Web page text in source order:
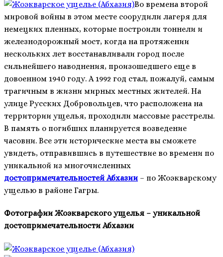
Во времена второй
мировой войны в этом месте соорудили лагеря для
немецких пленных, которые построили тоннели и
железнодорожный мост, когда на протяжении
нескольких лет восстанавливали город после
сильнейшего наводнения, произошедшего еще в
довоенном 1940 году. А 1992 год стал, пожалуй, самым
трагичным в жизни мирных местных жителей. На
улице Русских Добровольцев, что расположена на
территории ущелья, проходили массовые расстрелы.
В память о погибших планируется возведение
часовни. Все эти исторические места вы сможете
увидеть, отправившись в путешествие во времени по
уникальной из многочисленных
достопримечательностей Абхазии – по Жоэкварскому
ущелью в районе Гагры.
Фотографии Жоэкварского ущелья – уникальной
достопримечательности Абхазии